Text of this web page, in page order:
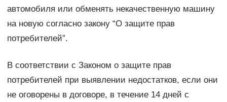
автомобиля или обменять некачественную машину
на новую согласно закону “О защите прав
потребителей”.
В соответствии с Законом о защите прав
потребителей при выявлении недостатков, если они
не оговорены в договоре, в течение 14 дней с